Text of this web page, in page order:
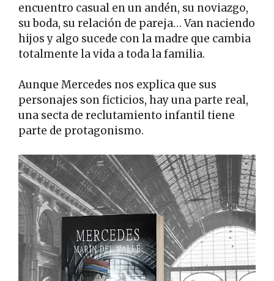
encuentro casual en un andén, su noviazgo,
su boda, su relación de pareja… Van naciendo
hijos y algo sucede con la madre que cambia
totalmente la vida a toda la familia.
Aunque Mercedes nos explica que sus
personajes son ficticios, hay una parte real,
una secta de reclutamiento infantil tiene
parte de protagonismo.